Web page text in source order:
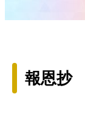
報恩抄